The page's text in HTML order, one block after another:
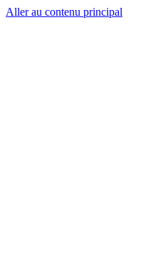
Aller au contenu principal